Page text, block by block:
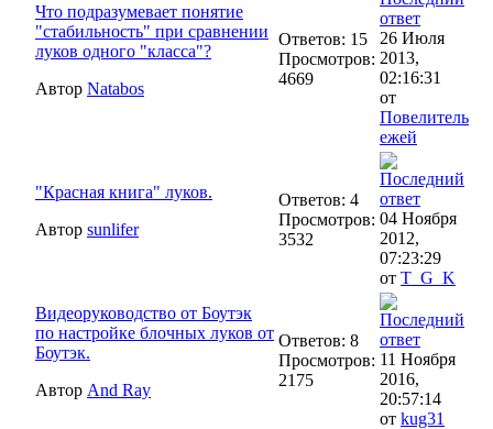
Что подразумевает понятие
"стабильность" при сравнении
луков одного "класса"?
Автор Natabos
Ответов: 15
Просмотров:
4669
26 Июля
2013,
02:16:31
от
Повелитель
ежей
"Красная книга" луков.
Автор sunlifer
Ответов: 4
Просмотров:
3532
04 Ноября
2012,
07:23:29
от T_G_K
Видеоруководство от Боутэк
по настройке блочных луков от
Боутэк.
Автор And Ray
Ответов: 8
Просмотров:
2175
11 Ноября
2016,
20:57:14
от kug31